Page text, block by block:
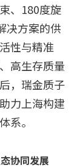
、180度旋
决方案的供
性与精准
高生存质量
，瑞金质子
力上海构建
系。
协同发展